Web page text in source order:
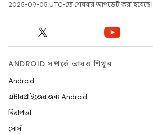
2025-09-05 UTC-তে শেষবার আপডেট করা হয়েছে।
ANDROID সম্পর্কে আরও শিখুন
Android
এন্টারপ্রাইজের জন্য Android
নিরাপত্তা
সোর্স